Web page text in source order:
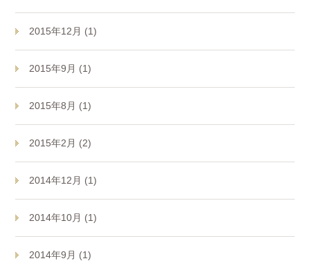
2015年12月 (1)
2015年9月 (1)
2015年8月 (1)
2015年2月 (2)
2014年12月 (1)
2014年10月 (1)
2014年9月 (1)